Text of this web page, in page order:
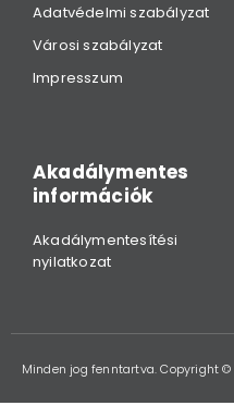
Adatvédelmi szabályzat
Városi szabályzat
Impresszum
Akadálymentes
információk
Akadálymentesítési
nyilatkozat
Minden jog fenntartva. Copyright